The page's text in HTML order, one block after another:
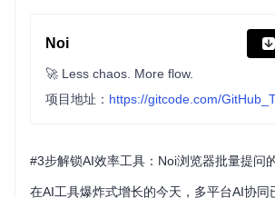
Noi
🚀 Less chaos. More flow.
项目地址： https://gitcode.com/
#3步解锁AI效率工具：Noi浏览器批量提问
在AI工具爆炸式增长的今天，多平台AI协同